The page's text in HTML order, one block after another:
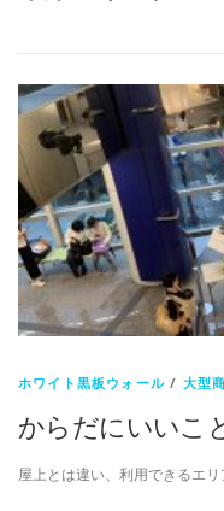
ホワイト黒板ウォール / 大型
からだにいいこ
屋上とは違い、利用できるエ